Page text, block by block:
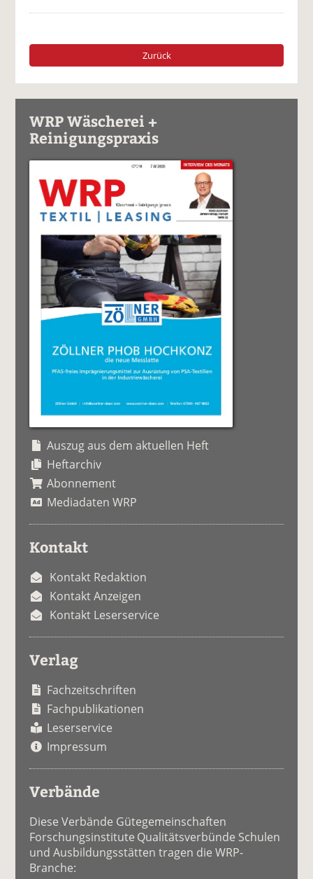
Zurück
WRP Wäscherei +
Reinigungspraxis
Auszug aus dem aktuellen Heft
Heftarchiv
Abonnement
Mediadaten WRP
Kontakt
Kontakt Redaktion
Kontakt Anzeigen
Kontakt Leserservice
Verlag
Fachzeitschriften
Fachpublikationen
Leserservice
Impressum
Verbände
Diese Verbände Gütegemeinschaften
Forschungsinstitute Qualitätsverbünde Schulen
und Ausbildungsstätten tragen die WRP-
Branche: